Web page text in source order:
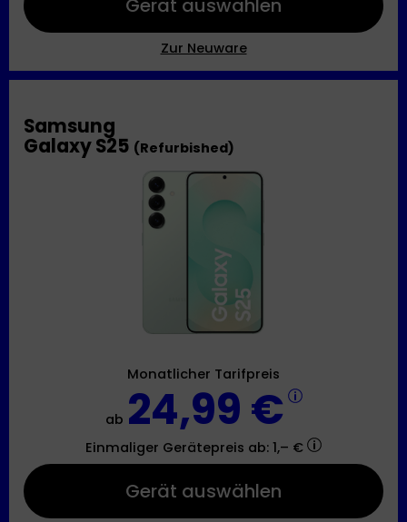
Zur Neuware
Samsung
Galaxy S25 (Refurbished)
Monatlicher Tarifpreis
ab 24,99 €
Einmaliger Gerätepreis ab: 1,– €
Gerät auswählen